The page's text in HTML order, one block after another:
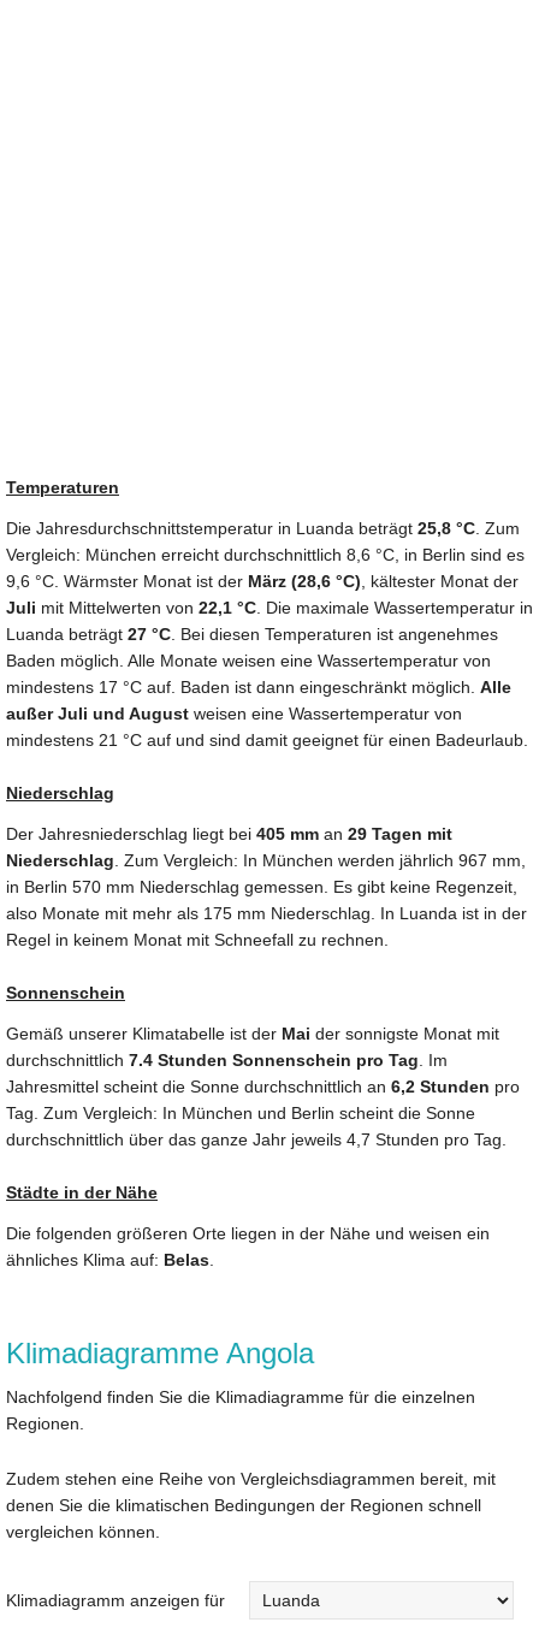
Temperaturen
Die Jahresdurchschnittstemperatur in Luanda beträgt 25,8 °C . Zum
Vergleich: München erreicht durchschnittlich 8,6 °C, in Berlin sind es
9,6 °C. Wärmster Monat ist der März (28,6 °C) , kältester Monat der
Juli mit Mittelwerten von 22,1 °C . Die maximale Wassertemperatur in
Luanda beträgt 27 °C . Bei diesen Temperaturen ist angenehmes
Baden möglich. Alle Monate weisen eine Wassertemperatur von
mindestens 17 °C auf. Baden ist dann eingeschränkt möglich. Alle
außer Juli und August weisen eine Wassertemperatur von
mindestens 21 °C auf und sind damit geeignet für einen Badeurlaub.
Niederschlag
Der Jahresniederschlag liegt bei 405 mm an 29 Tagen mit
Niederschlag . Zum Vergleich: In München werden jährlich 967 mm,
in Berlin 570 mm Niederschlag gemessen. Es gibt keine Regenzeit,
also Monate mit mehr als 175 mm Niederschlag. In Luanda ist in der
Regel in keinem Monat mit Schneefall zu rechnen.
Sonnenschein
Gemäß unserer Klimatabelle ist der Mai der sonnigste Monat mit
durchschnittlich 7.4 Stunden Sonnenschein pro Tag . Im
Jahresmittel scheint die Sonne durchschnittlich an 6,2 Stunden pro
Tag. Zum Vergleich: In München und Berlin scheint die Sonne
durchschnittlich über das ganze Jahr jeweils 4,7 Stunden pro Tag.
Städte in der Nähe
Die folgenden größeren Orte liegen in der Nähe und weisen ein
ähnliches Klima auf: Belas
Klimadiagramme Angola
Nachfolgend finden Sie die Klimadiagramme für die einzelnen
Regionen.
Zudem stehen eine Reihe von Vergleichsdiagrammen bereit, mit
denen Sie die klimatischen Bedingungen der Regionen schnell
vergleichen können.
Klimadiagramm anzeigen für